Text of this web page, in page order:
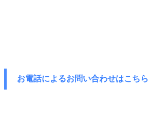
お電話によるお問い合わせはこちら